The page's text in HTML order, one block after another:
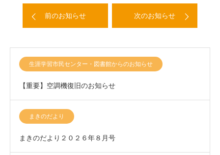
前のお知らせ 次のお知らせ
生涯学習市民センター・図書館からのお知らせ
【重要】空調機復旧のお知らせ
まきのだより
まきのだより２０２６年８月号